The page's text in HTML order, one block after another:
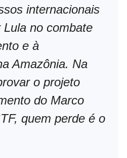
internacionais
no combate
e à
Amazônia. Na
o projeto
do Marco
quem perde é o